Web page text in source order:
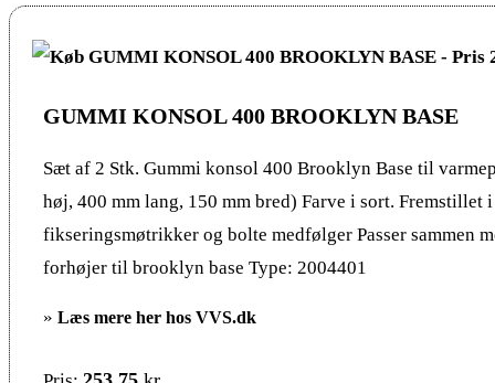
GUMMI KONSOL 400 BROOKLYN BASE
Sæt af 2 Stk. Gummi konsol 400 Brooklyn Base til
høj, 400 mm lang, 150 mm bred) Farve i sort. Fremstillet
fikseringsmøtrikker og bolte medfølger Passer sammen
forhøjer til brooklyn base Type: 2004401
» Læs mere her hos VVS.dk